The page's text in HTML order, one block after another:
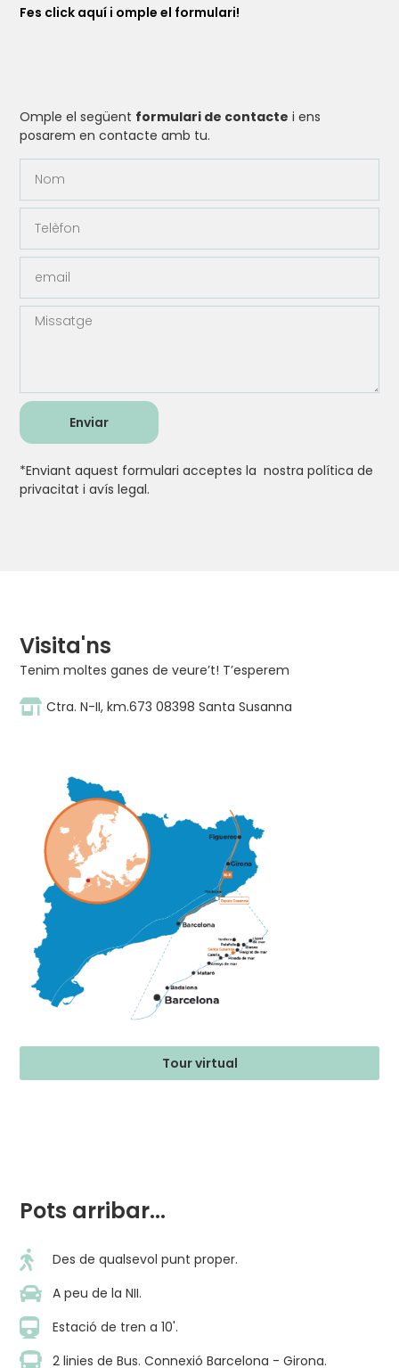
Fes click aquí i omple el formulari!
Omple el següent formulari de contacte i ens
posarem en contacte amb tu.
Enviar
*Enviant aquest formulari acceptes la nostrapolítica de
privacitat i avís legal.
Visita'ns
Tenim moltes ganes de veure’t! T’esperem
Ctra. N-II, km.673 08398 Santa Susanna
Tour virtual
Pots arribar...
Des de qualsevol punt proper.
A peu de la NII.
Estació de tren a 10'.
2 linies de Bus. Connexió Barcelona - Girona.